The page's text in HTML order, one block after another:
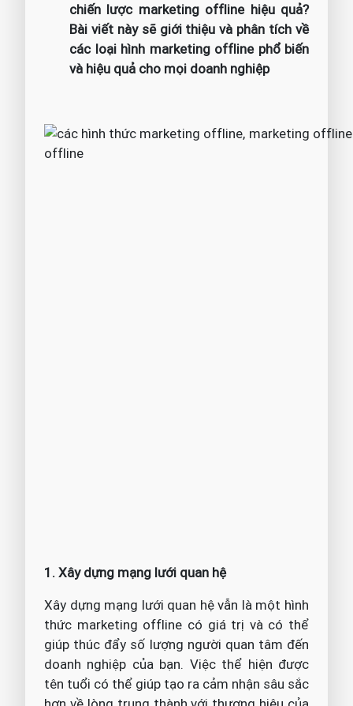
chiến lược marketing offline hiệu quả?
Bài viết này sẽ giới thiệu và phân tích về
các loại hình marketing offline phổ biến
và hiệu quả cho mọi doanh nghiệp
1. Xây dựng mạng lưới quan hệ
Xây dựng mạng lưới quan hệ vẫn là một hình
thức marketing offline có giá trị và có thể
giúp thúc đẩy số lượng người quan tâm đến
doanh nghiệp của bạn. Việc thể hiện được
tên tuổi có thể giúp tạo ra cảm nhận sâu sắc